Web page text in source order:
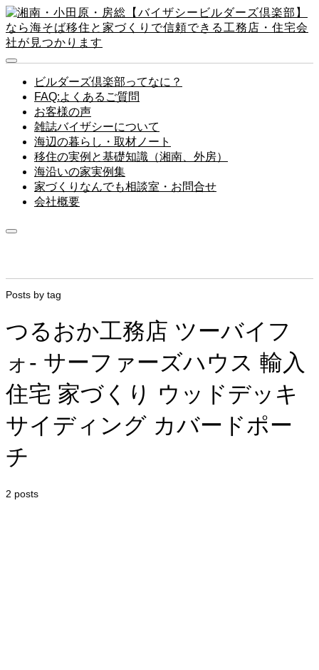
ビルダーズ倶楽部ってなに？
FAQ:よくあるご質問
お客様の声
雑誌バイザシーについて
海辺の暮らし・取材ノート
移住の実例と基礎知識（湘南、外房）
海沿いの家実例集
家づくりなんでも相談室・お問合せ
会社概要
Posts by tag
つるおか工務店 ツーバイフ
ォ- サーファーズハウス 輸入
住宅 家づくり ウッドデッキ
サイディング カバードポー
チ
2 posts